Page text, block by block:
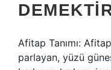
Afitap Tanımı:
parlayan, yüzü